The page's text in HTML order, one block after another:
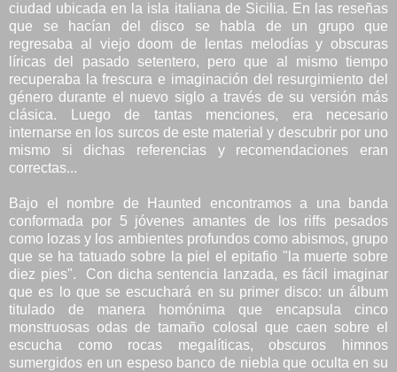
ciudad ubicada en la isla italiana de Sicilia. En las reseñas
que se hacían del disco se habla de un grupo que
regresaba al viejo doom de lentas melodías y obscuras
líricas del pasado setentero, pero que al mismo tiempo
recuperaba la frescura e imaginación del resurgimiento del
género durante el nuevo siglo a través de su versión más
clásica. Luego de tantas menciones, era necesario
internarse en los surcos de este material y descubrir por uno
mismo si dichas referencias y recomendaciones eran
correctas...
Bajo el nombre de Haunted encontramos a una banda
conformada por 5 jóvenes amantes de los riffs pesados
como lozas y los ambientes profundos como abismos, grupo
que se ha tatuado sobre la piel el epitafio "la muerte sobre
diez pies". Con dicha sentencia lanzada, es fácil imaginar
que es lo que se escuchará en su primer disco: un álbum
titulado de manera homónima que encapsula cinco
monstruosas odas de tamaño colosal que caen sobre el
escucha como rocas megalíticas, obscuros himnos
sumergidos en un espeso banco de niebla que oculta en su